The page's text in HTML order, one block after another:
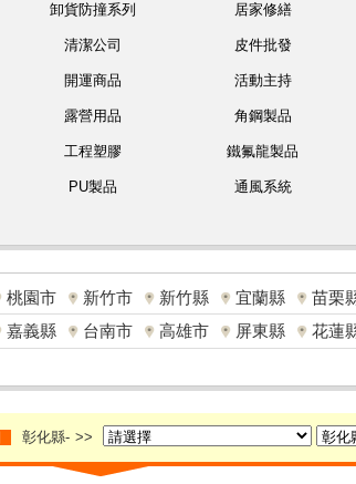
卸貨防撞系列 居家修繕
清潔公司 皮件批發
開運商品 活動主持
露營用品 角鋼製品
工程塑膠 鐵氟龍製品
PU製品 通風系統
桃園市 新竹市 新竹縣 宜蘭縣 苗栗
嘉義縣 台南市 高雄市 屏東縣 花蓮
彰化縣- >>